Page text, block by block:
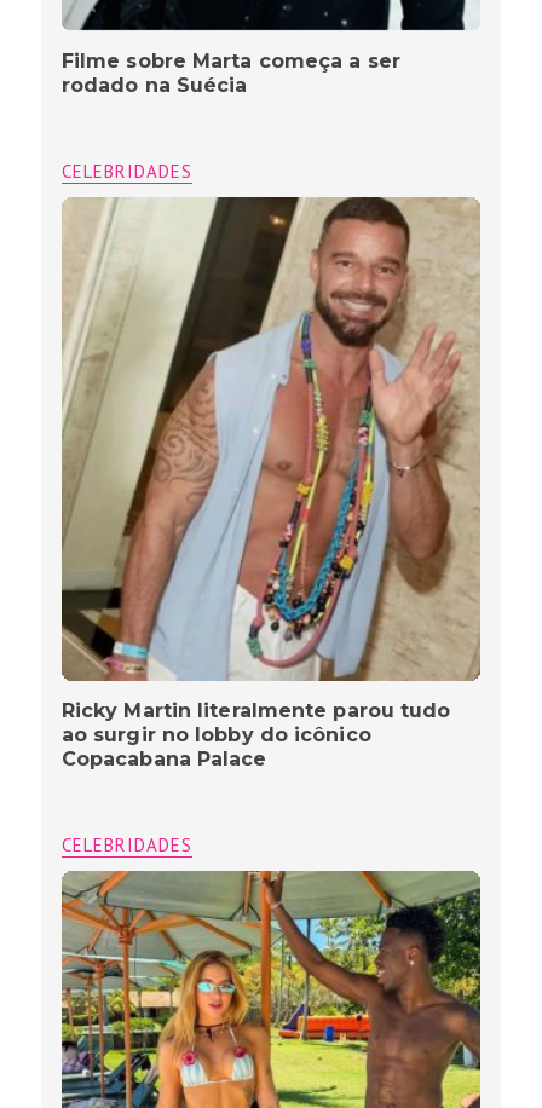
Filme sobre Marta começa a ser
rodado na Suécia
CELEBRIDADES
Ricky Martin literalmente parou tudo
ao surgir no lobby do icônico
Copacabana Palace
CELEBRIDADES